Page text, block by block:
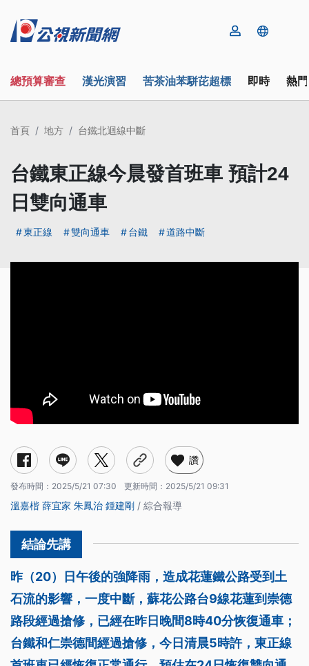
總預算審查 漢光演習 苦茶油苯駢芘超標 即時 熱
首頁 地方 台鐵北迴線中斷
台鐵東正線今晨發首班車 預計24
日雙向通車
東正線 雙向通車 台鐵 道路中斷
讚
發布時間： 2025/5/21 07:30 更新時間： 2025/5/21 09:31
溫嘉楷 薛宜家 朱鳳治 鍾建剛 / 綜合報導
昨（20）日午後的強降雨，造成花蓮鐵公路受到土
石流的影響，一度中斷，蘇花公路台9線花蓮到崇德
路段經過搶修，已經在昨日晚間8時40分恢復通車；
台鐵和仁崇德間經過搶修，今日清晨5時許，東正線